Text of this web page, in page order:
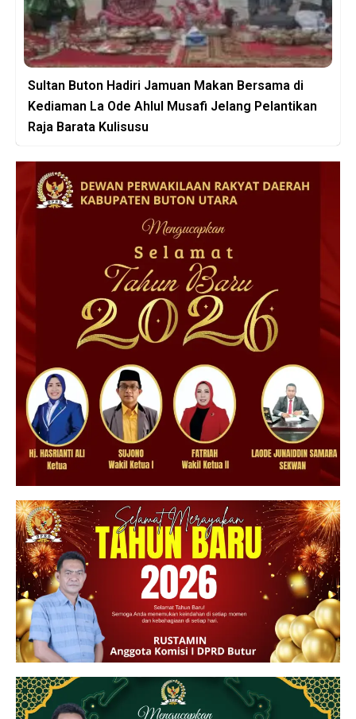
Sultan Buton Hadiri Jamuan Makan Bersama di
Kediaman La Ode Ahlul Musafi Jelang Pelantikan
Raja Barata Kulisusu